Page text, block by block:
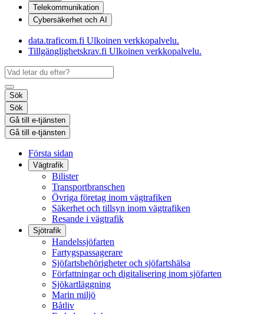
Telekommunikation
Cybersäkerhet och AI
data.traficom.fi Ulkoinen verkkopalvelu.
Tillgänglighetskrav.fi Ulkoinen verkkopalvelu.
Sök
Sök
Gå till e-tjänsten
Gå till e-tjänsten
Första sidan
Vägtrafik
Bilister
Transportbranschen
Övriga företag inom vägtrafiken
Säkerhet och tillsyn inom vägtrafiken
Resande i vägtrafik
Sjötrafik
Handelssjöfarten
Fartygspassagerare
Sjöfartsbehörigheter och sjöfartshälsa
Författningar och digitalisering inom sjöfarten
Sjökartläggning
Marin miljö
Båtliv